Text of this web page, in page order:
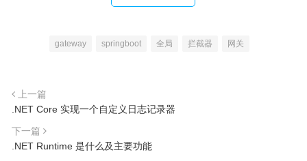
gateway springboot 全局 拦截器 网关
上一篇
.NET Core 实现一个自定义日志记录器
下一篇
.NET Runtime 是什么及主要功能